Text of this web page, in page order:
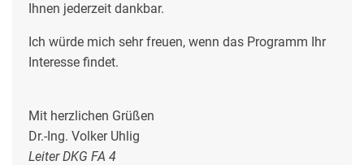
Ihnen jederzeit dankbar.
Ich würde mich sehr freuen, wenn das Programm Ihr
Interesse findet.
Mit herzlichen Grüßen
Dr.-Ing. Volker Uhlig
Leiter DKG FA 4